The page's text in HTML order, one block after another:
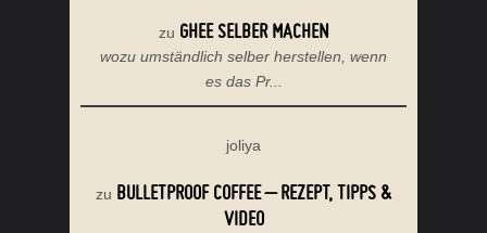
zu GHEE SELBER MACHEN
wozu umständlich selber herstellen, wenn
es das Pr...
joliya
zu BULLETPROOF COFFEE – REZEPT, TIPPS &
VIDEO